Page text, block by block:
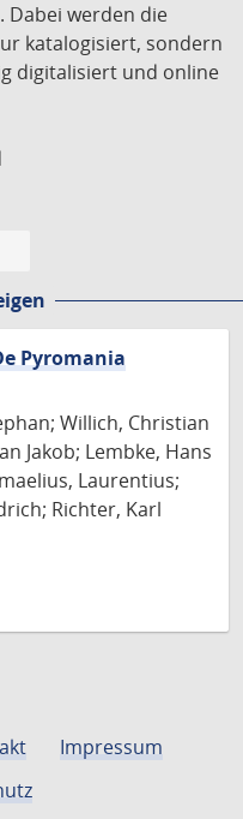
Dabei werden die
katalogisiert, sondern
digitalisiert und online
Pyromania
Willich, Christian
Jakob; Lembke, Hans
Laurentius;
Richter, Karl
Impressum